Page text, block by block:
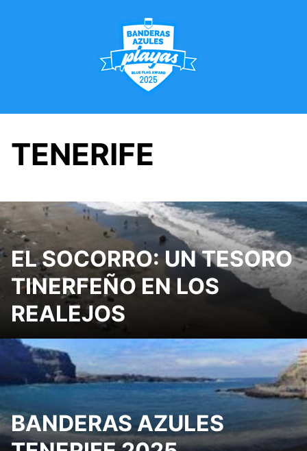
TENERIFE
EL SOCORRO: UN TESORO
TINERFEÑO EN LOS
REALEJOS
BANDERAS AZULES